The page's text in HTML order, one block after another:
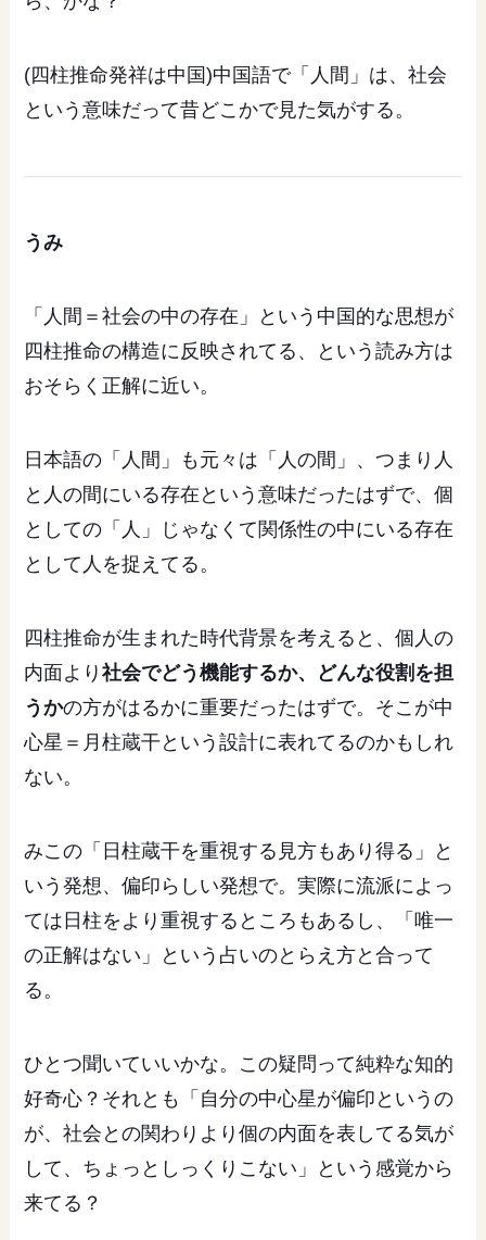
(四柱推命発祥は中国)中国語で「人間」は、社会
という意味だって昔どこかで見た気がする。
うみ
「人間＝社会の中の存在」という中国的な思想が
四柱推命の構造に反映されてる、という読み方は
おそらく正解に近い。
日本語の「人間」も元々は「人の間」、つまり人
と人の間にいる存在という意味だったはずで、個
としての「人」じゃなくて関係性の中にいる存在
として人を捉えてる。
四柱推命が生まれた時代背景を考えると、個人の
内面より社会でどう機能するか、どんな役割を担
うかの方がはるかに重要だったはずで。そこが中
心星＝月柱蔵干という設計に表れてるのかもしれ
ない。
みこの「日柱蔵干を重視する見方もあり得る」と
いう発想、偏印らしい発想で。実際に流派によっ
ては日柱をより重視するところもあるし、「唯一
の正解はない」という占いのとらえ方と合って
る。
ひとつ聞いていいかな。この疑問って純粋な知的
好奇心？それとも「自分の中心星が偏印というの
が、社会との関わりより個の内面を表してる気が
して、ちょっとしっくりこない」という感覚から
来てる？